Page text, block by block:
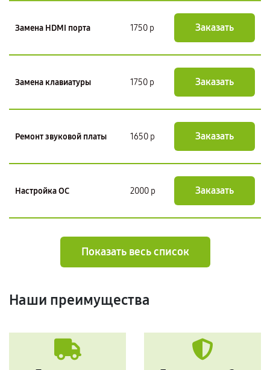
Замена HDMI порта 1750 р Заказать
Замена клавиатуры 1750 р Заказать
Ремонт звуковой платы 1650 р Заказать
Настройка ОС 2000 р Заказать
Показать весь список
Наши преимущества